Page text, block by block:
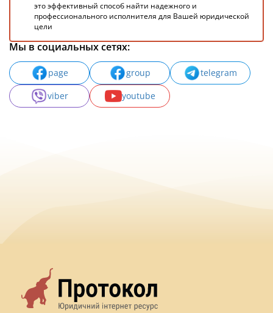
это эффективный способ найти надежного и
профессионального исполнителя для Вашей юридической
цели
Мы в социальных сетях:
page group
telegram
viber
youtube